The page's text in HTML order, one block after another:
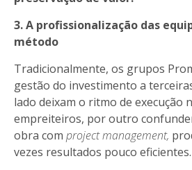
3. A profissionalização das
método
Tradicionalmente, os grupos
gestão do investimento a
lado deixam o ritmo de execução
empreiteiros, por outro
obra com project management,
vezes resultados pouco eficientes.